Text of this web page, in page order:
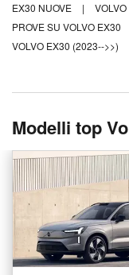
EX30 NUOVE
|
PROVE SU VOLVO EX30
VOLVO EX30 (2023-->>)
Modelli top